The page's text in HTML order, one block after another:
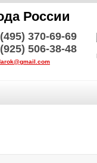
России
370-69-69
506-38-48